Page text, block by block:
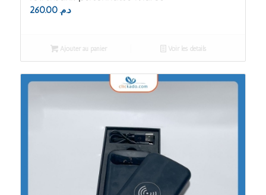
د.م. 260.00
Ajouter au panier Voir les détails